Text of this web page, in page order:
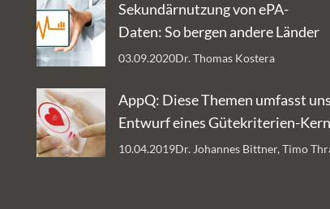
Sekundärnutzung von ePA-
Daten: So bergen andere Länder
DatenschätzeDr. Thomas Kostera
03.09.2020
AppQ: Diese Themen umfasst
Entwurf eines Gütekriterien-
Gesundheits-AppsDr. Johannes Bittner, Timo
10.04.2019